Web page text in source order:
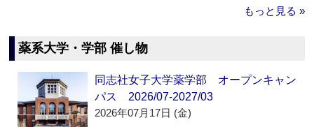
もっと見る »
薬系大学・学部 催し物
同志社女子大学薬学部 オープンキャン
パス 2026/07-2027/03
2026年07月17日 (金)